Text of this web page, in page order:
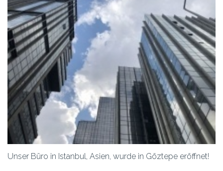
Unser Büro in Istanbul, Asien, wurde in Göztepe eröffnet!